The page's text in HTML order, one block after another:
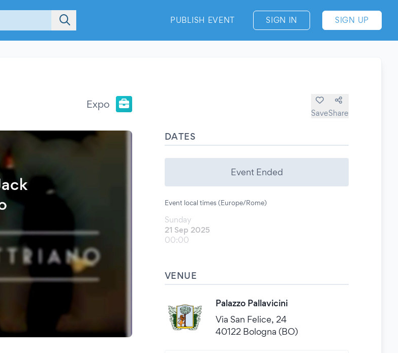
PUBLISH EVENT SIGN IN SIGN UP
Expo
SaveShare
DATES
Event Ended
Event local times (Europe/Rome)
Sunday
21 Sep 2025
00:00
VENUE
Palazzo Pallavicini
Via San Felice, 24
40122 Bologna (BO)